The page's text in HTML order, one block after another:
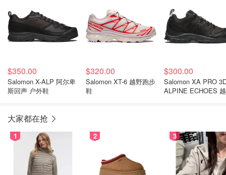
$350.00
Salomon X-ALP 阿尔卑
斯回声 户外鞋
$320.00
Salomon XT-6 越野跑步
鞋
$300.00
Salomon XA PRO
ALPINE ECHOES
大家都在抢
1 2 3